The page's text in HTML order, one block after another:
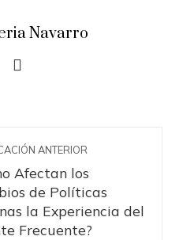
Navarro
ANTERIOR
Afectan los
de Políticas
la Experiencia del
Frecuente?